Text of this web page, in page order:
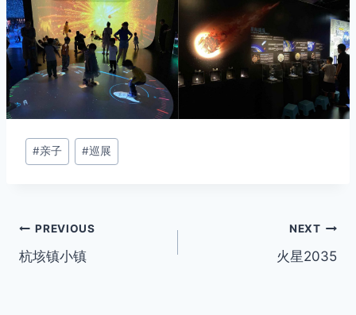
Post
Tags:
#亲子 #巡展
Post
navigation
PREVIOUS
杭垓镇小镇
NEXT
火星2035